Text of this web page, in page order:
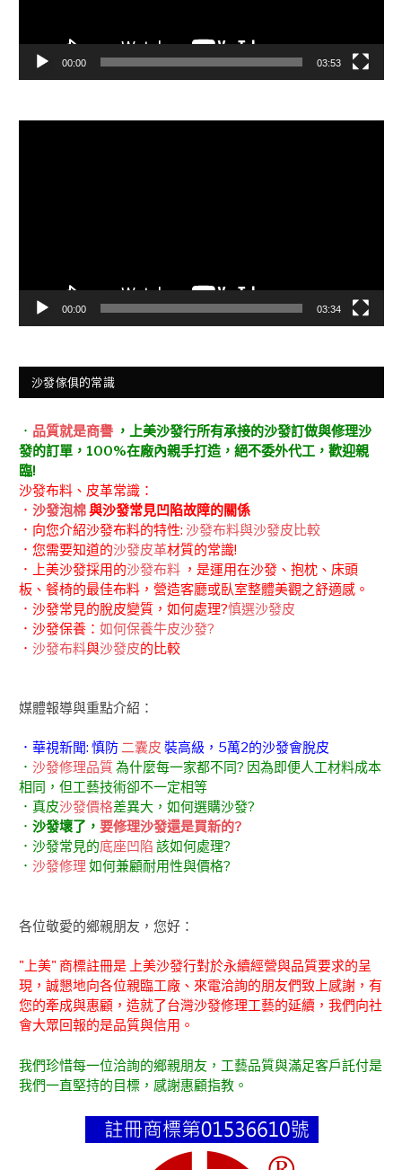
00:00 03:53
00:00 03:34
沙發傢俱的常識
． 品質就是商譽 ，上美沙發行所有承接的沙發訂做與修理沙
發的訂單，100%在廠內親手打造，絕不委外代工，歡迎親
臨!
沙發布料、皮革常識：
． 沙發泡棉與沙發常見凹陷故障的關係
．向您介紹沙發布料的特性: 沙發布料與沙發皮比較
．您需要知道的沙發皮革材質的常識!
．上美沙發採用的沙發布料 ，是運用在沙發、抱枕、床頭
板、餐椅的最佳布料，營造客廳或臥室整體美觀之舒適感。
．沙發常見的脫皮變質，如何處理?慎選沙發皮
．沙發保養： 如何保養牛皮沙發?
． 沙發布料與沙發皮的比較
媒體報導與重點介紹：
．華視新聞: 慎防二囊皮 裝高級，5萬2的沙發會脫皮
． 沙發修理品質為什麼每一家都不同? 因為即便人工材料成本
相同，但工藝技術卻不一定相等
．真皮沙發價格差異大，如何選購沙發?
． 沙發壞了， 要修理沙發還是買新的?
．沙發常見的底座凹陷 該如何處理?
． 沙發修理 如何兼顧耐用性與價格?
各位敬愛的鄉親朋友，您好：
"上美" 商標註冊是 上美沙發行對於永續經營與品質要求的呈
現，誠懇地向各位親臨工廠、來電洽詢的朋友們致上感謝，有
您的牽成與惠顧，造就了台灣沙發修理工藝的延續，我們向社
會大眾回報的是品質與信用。
我們珍惜每一位洽詢的鄉親朋友，工藝品質與滿足客戶託付是
我們一直堅持的目標，感謝惠顧指教。